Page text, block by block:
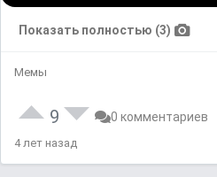
Показать полностью (3)
Мемы
9 0 комментариев
4 лет назад